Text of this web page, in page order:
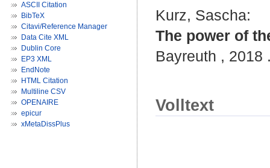
ASCII Citation
BibTeX
Citavi/Reference Manager
Data Cite XML
Dublin Core
EP3 XML
EndNote
HTML Citation
Multiline CSV
OPENAIRE
epicur
xMetaDissPlus
Kurz, Sascha:
The power of
Bayreuth , 2018
Volltext